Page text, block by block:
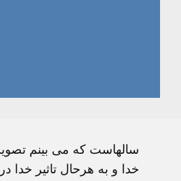
سالهاست که می بینم
خدا و به هرحال تاثیر خدا